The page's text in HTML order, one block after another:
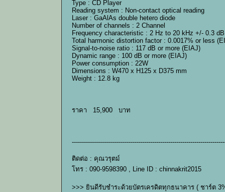
Type : CD Player
Reading system : Non-contact optical reading
Laser : GaAlAs double hetero diode
Number of channels : 2 Channel
Frequency characteristic : 2 Hz to 20 kHz +/- 0.3 dB
Total harmonic distortion factor : 0.0017% or less
Signal-to-noise ratio : 117 dB or more (EIAJ)
Dynamic range : 100 dB or more (EIAJ)
Power consumption : 22W
Dimensions : W470 x H125 x D375 mm
Weight : 12.8 kg
ราคา 15,900 บาท
ติดต่อ : คุณวรุตม์
โทร : 090-9598390 , Line ID : chinnakrit2015
>>> ยินดีรับชำระด้วยบัตรเครดิตทุกธนาคาร ( ชาร์ต